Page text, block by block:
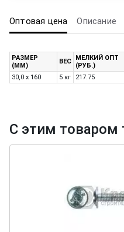
Оптовая цена Описание
РАЗМЕР
(ММ)
ВЕС
МЕЛКИЙ ОПТ
(РУБ.)
30,0 x 160
5 кг 217.75
С этим товаром